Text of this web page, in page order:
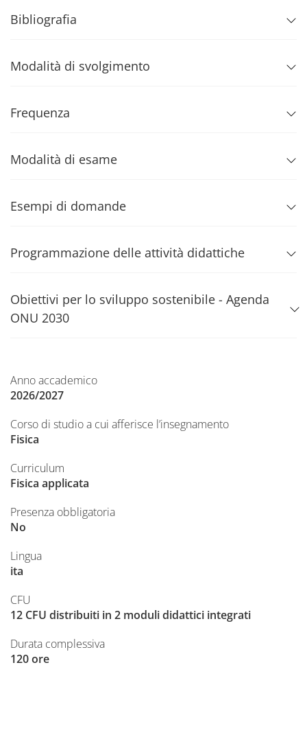
Bibliografia
Modalità di svolgimento
Frequenza
Modalità di esame
Esempi di domande
Programmazione delle attività didattiche
Obiettivi per lo sviluppo sostenibile - Agenda
ONU 2030
Anno accademico
2026/2027
Corso di studio a cui afferisce l’insegnamento
Fisica
Curriculum
Fisica applicata
Presenza obbligatoria
No
Lingua
ita
CFU
12 CFU distribuiti in 2 moduli didattici integrati
Durata complessiva
120 ore